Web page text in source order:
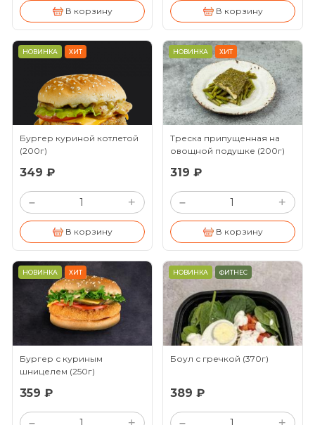
В корзину В корзину
НОВИНКА ХИТ
Бургер куриной котлетой
(200г)
349 ₽
– +
В корзину
НОВИНКА ХИТ
Треска припущенная на
овощной подушке (200г)
319 ₽
– +
В корзину
НОВИНКА ХИТ
Бургер с куриным
шницелем (250г)
359 ₽
–
НОВИНКА ФИТНЕС
Боул с гречкой (370г)
389 ₽
–